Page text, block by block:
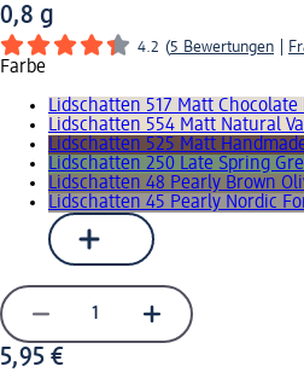
0,8 g
4.2 (5 Bewertungen
Farbe
Lidschatten 517 Matt Chocolate
Lidschatten 554 Matt Natural
Lidschatten 525 Matt
Lidschatten 250 Late Spring
Lidschatten 48 Pearly Brown
Lidschatten 45 Pearly Nordic
5,95 €